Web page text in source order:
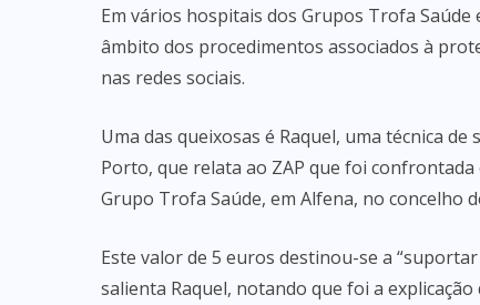
Em vários hospitais dos Grupos Trofa
âmbito dos procedimentos associados à
nas redes sociais.
Uma das queixosas é Raquel, uma técnica
Porto, que relata ao ZAP que foi
Grupo Trofa Saúde, em Alfena, no concelho
Este valor de 5 euros destinou-se a
salienta Raquel, notando que foi a explicação